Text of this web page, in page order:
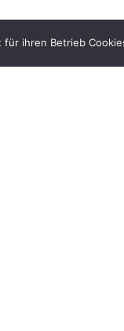
ihren Betrieb